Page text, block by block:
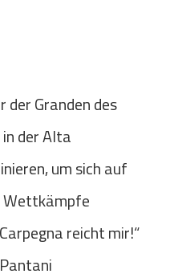
der Granden des
der Alta
um sich auf
Wettkämpfe
reicht mir!“